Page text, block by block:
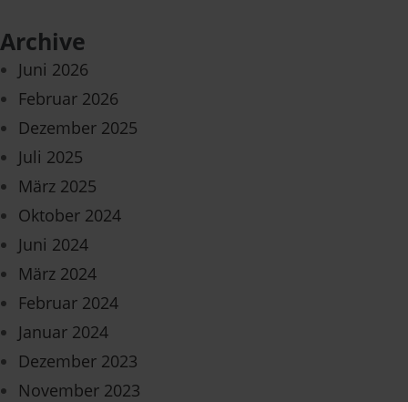
Archive
Juni 2026
Februar 2026
Dezember 2025
Juli 2025
März 2025
Oktober 2024
Juni 2024
März 2024
Februar 2024
Januar 2024
Dezember 2023
November 2023